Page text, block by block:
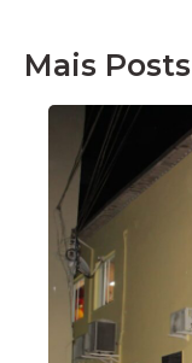
Mais Posts